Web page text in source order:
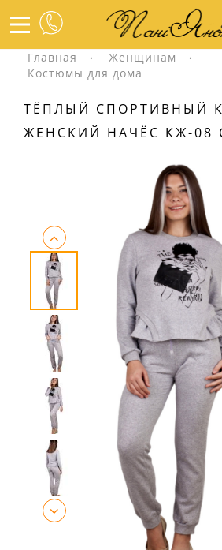
Главная
Женщинам
Костюмы для дома
ТЁПЛЫЙ СПОРТИВНЫЙ
ЖЕНСКИЙ НАЧЁС КЖ-08